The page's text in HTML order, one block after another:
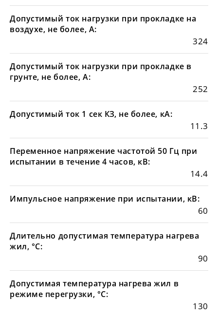
Допустимый ток нагрузки при прокладке на
воздухе, не более, А:
324
Допустимый ток нагрузки при прокладке в
грунте, не более, А:
252
Допустимый ток 1 сек КЗ, не более, кА:
11.3
Переменное напряжение частотой 50 Гц при
испытании в течение 4 часов, кВ:
14.4
Импульсное напряжение при испытании, кВ:
60
Длительно допустимая температура нагрева
жил, °С:
90
Допустимая температура нагрева жил в
режиме перегрузки, °С:
130